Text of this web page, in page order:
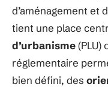
d’aménagement et
tient une place
d’urbanisme(PLU)
réglementaire
bien défini, des